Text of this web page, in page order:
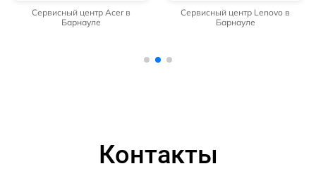
Сервисный центр Acer в
Барнауле
Сервисный центр Lenovo в
Барнауле
Контакты